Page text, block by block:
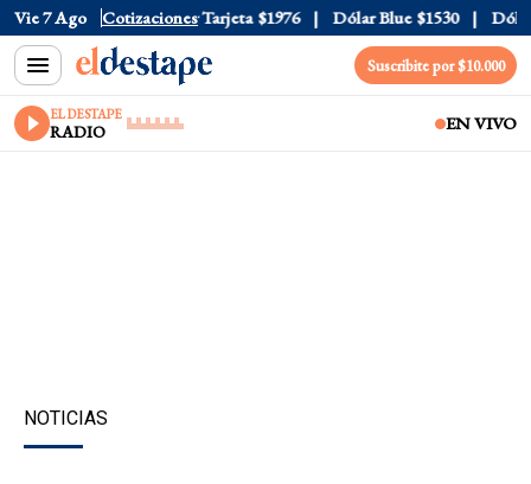
Vie 7 Ago Cotizaciones
$1520 Dólar Tarjeta $1976 Dólar Blue $1530 Dólar
Suscribite por $10.000
EL DESTAPE
RADIO EN VIVO
NOTICIAS